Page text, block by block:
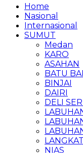
Home
Nasional
Internasional
SUMUT
Medan
KARO
ASAHAN
BATU
BINJAI
DAIRI
DELI
LANGKAT
NIAS